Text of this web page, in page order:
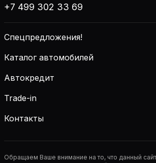
+7 499 302 33 69
Спецпредложения!
Каталог автомобилей
Автокредит
Trade-in
Контакты
Обращаем Ваше внимание на то, что данный